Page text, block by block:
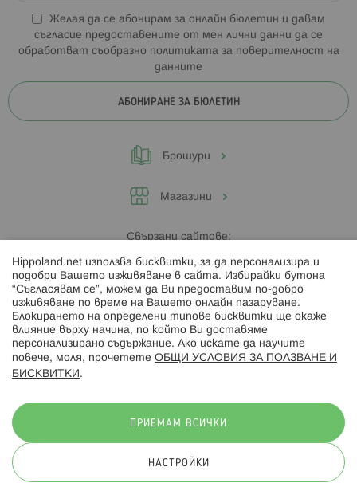
Желая да се абонирам за онлайн бюлетин и давам
съгласие предоставените от мен лични данни да се
обработват съобразно политиката за поверителност на
данните
АБОНИРАНЕ ЗА БЮЛЕТИН
Брошури
Магазини
Свързани сайтове:
Hippoland.ro
Последвайте ни:
© 2026 Hippoland.net. Всички права запазени
Hippoland.net използва бисквитки, за да персонализира и
подобри Вашето изживяване в сайта. Избирайки бутона
“Съгласявам се”, можем да Ви предоставим по-добро
изживяване по време на Вашето онлайн пазаруване.
Блокирането на определени типове бисквитки ще окаже
влияние върху начина, по който Ви доставяме
персонализирано съдържание. Ако искате да научите
повече, моля, прочетете ОБЩИ УСЛОВИЯ ЗА ПОЛЗВАНЕ И
БИСКВИТКИ .
ПРИЕМАМ ВСИЧКИ
НАСТРОЙКИ